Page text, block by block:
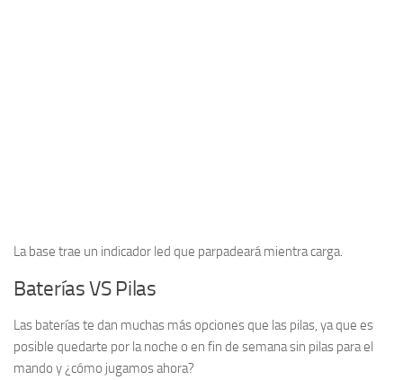
La base trae un indicador led que parpadeará mientra carga.
Baterías VS Pilas
Las baterías te dan muchas más opciones que las pilas, ya que es
posible quedarte por la noche o en fin de semana sin pilas para el
mando y ¿cómo jugamos ahora?